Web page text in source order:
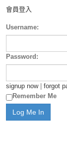
會員登入
Username:
Password:
signup now| forgot
Remember Me